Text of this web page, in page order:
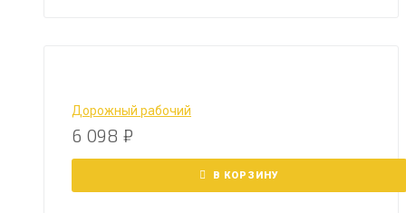
Дорожный рабочий
6 098 ₽
В КОРЗИНУ